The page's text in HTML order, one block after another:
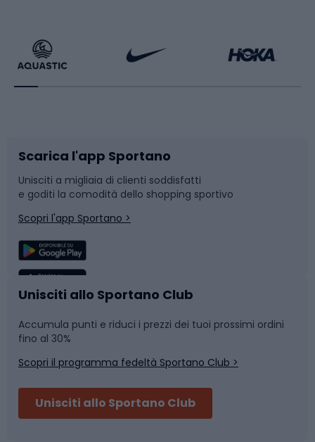
Bikepacking
Bushcraft
Corsa
Sport di squadra
Caschi da ciclismo
Skitouring
Sport con le racchette
Slitte e slittini
Snowboard
Camminata nordica
Nuoto
Pattinaggio
Scarica l'app Sportano
Unisciti a migliaia di clienti soddisfatti
e goditi la comodità dello shopping sportivo
Scopri l'app Sportano >
Unisciti allo Sportano Club
Accumula punti e riduci i prezzi dei tuoi prossimi ordini
fino al 30%
Scopri il programma fedeltà Sportano Club >
Unisciti allo Sportano Club